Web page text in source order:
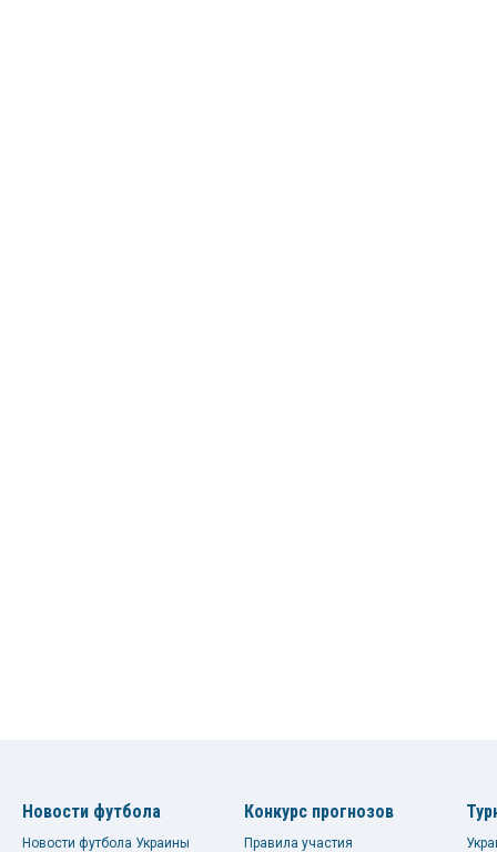
Новости футбола
Новости футбола Украины
Конкурс прогнозов
Правила участия